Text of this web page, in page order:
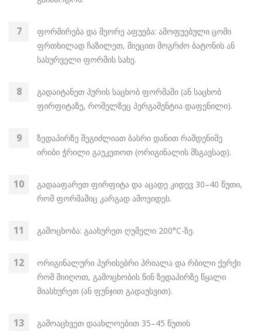
ფორმირება და მეორე აფუება: ამოფუებული ცომი
ფრთხილად ჩაზილეთ, მიეცით მოგრძო ბატონის ან
სასურველი ფორმის სახე.
გადაიტანეთ პურის საცხობ ფორმაში (ან საცხობ
ფირფიტაზე, რომელზეც პერგამენტია დაფენილი).
ზედაპირზე შეგიძლიათ ბასრი დანით რამდენიმე
ირიბი ჭრილი გაუკეთოთ (ორიგინალის მსგავსად).
გადააფარეთ ფირფიტა და აცადე კიდევ 30–40 წუთი,
რომ ფორმაშიც კარგად ამოვიდეს.
გამოცხობა: გაახურეთ ღუმელი 200°C-ზე.
ორიგინალური პურისებრი პრიალა და რბილი ქერქი
რომ მიიღოთ, გამოცხობის წინ ზედაპირზე წყალი
მიასხურეთ (ან ფუნჯით გადაუსვით).
გამოაცხვეთ დაახლოებით 35–45 წუთის